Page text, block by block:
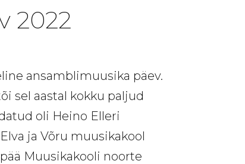
2022
ansamblimuusika päev.
sel aastal kokku paljud
oli Heino Elleri
ja Võru muusikakool
Muusikakooli noorte